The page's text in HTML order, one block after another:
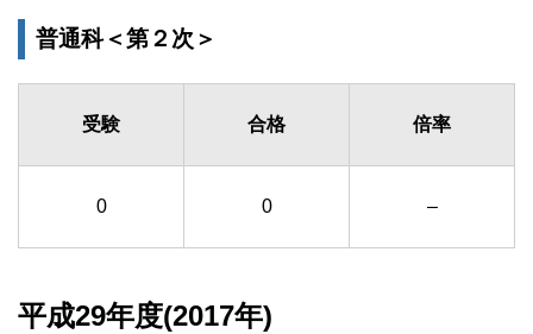
普通科＜第２次＞
受験 合格 倍率
0 0 –
平成29年度(2017年)